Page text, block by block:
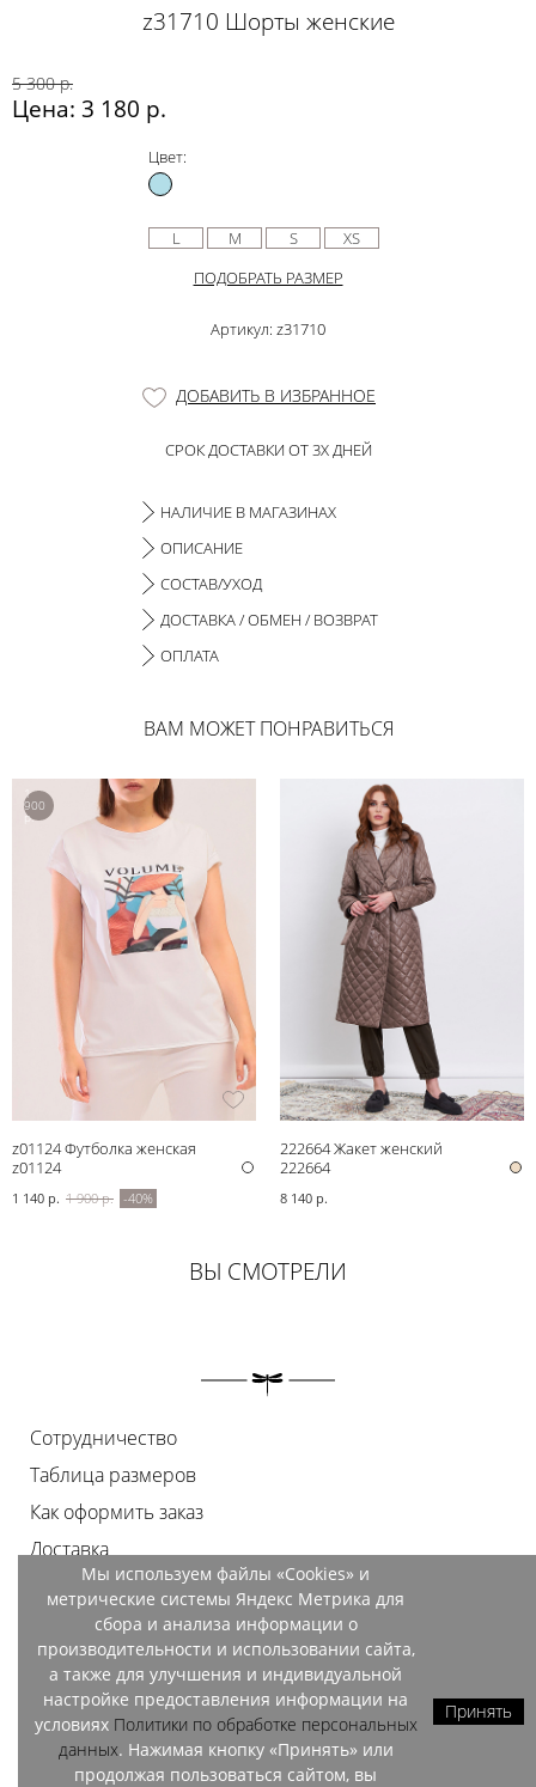
z31710 Шорты женские
5 300 р.
Цена: 3 180 р.
Цвет:
L M S
XS
ПОДОБРАТЬ РАЗМЕР
Артикул: z31710
ДОБАВИТЬ В ИЗБРАННОЕ
СРОК ДОСТАВКИ ОТ 3Х ДНЕЙ
НАЛИЧИЕ В МАГАЗИНАХ
ОПИСАНИЕ
СОСТАВ/УХОД
ДОСТАВКА / ОБМЕН / ВОЗВРАТ
ОПЛАТА
ВАМ МОЖЕТ ПОНРАВИТЬСЯ
1
900
р.
z01124 Футболка женская
z01124
1 140 р. 1 900 р. -40%
222664 Жакет женский
222664
8 140 р.
ВЫ СМОТРЕЛИ
Сотрудничество
Таблица размеров
Как оформить заказ
Доставка
Оплата
Возврат
Документы
Контакты
Магазины
Мы используем файлы «Cookies» и
метрические системы Яндекс Метрика для
сбора и анализа информации о
производительности и использовании сайта,
а также для улучшения и индивидуальной
настройке предоставления информации на
условиях Политики по обработке персональных
данных. Нажимая кнопку «Принять» или
продолжая пользоваться сайтом, вы
Принять